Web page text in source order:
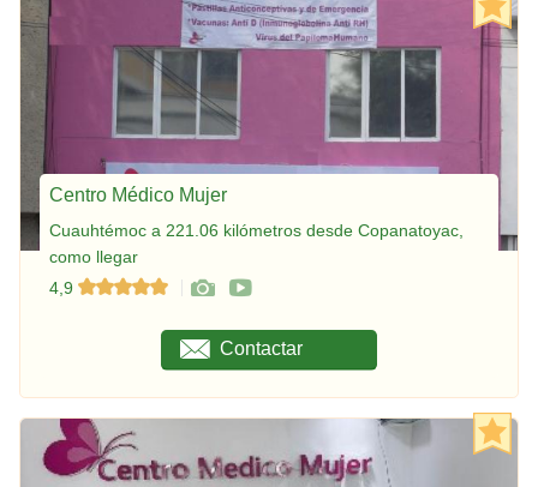
Centro Médico Mujer
Cuauhtémoc a 221.06 kilómetros desde Copanatoyac,
como llegar
4,9
Contactar